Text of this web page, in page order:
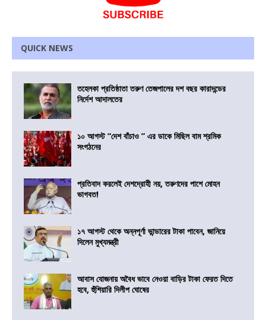
QUICK NEWS
তহেলকা প্রতিষ্ঠাতা তরুণ তেজপালের দশ বছর কারাদন্ডের
নির্দেশ আদালতের
১০ আগস্ট “দেশ বাঁচাও ” এর ডাকে মিছিল বাম শ্রমিক
সংগঠনের
প্রতিবাদ করলেই দেশদ্রোহী নয়, তরুণদের পাশে মোহন
ভাগবত!
১৭ আগস্ট থেকে অন্নপূর্ণা ভান্ডারের টাকা পাবেন, জানিয়ে
দিলেন মুখ্যমন্ত্রী
আবাস যোজনায় অবৈধ ভাবে নেওয়া বাড়ির টাকা ফেরত দিতে
হবে, হুঁশিয়ারি দিলীপ ঘোষের